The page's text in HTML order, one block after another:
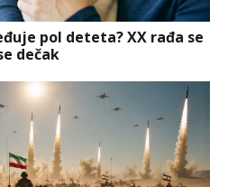
pol deteta? XX rađa se
dečak